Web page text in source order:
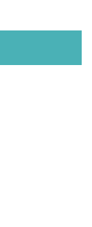
растения,